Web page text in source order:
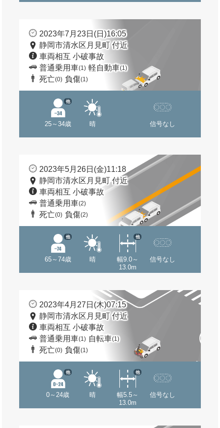
2023年7月23日(日)16:05
静岡市清水区月見町 付近
車両相互 小破事故
普通乗用車(1) 軽自動車(1)
死亡(0) 負傷(1)
25～34歳
他
晴 信号なし
2023年5月26日(金)11:18
静岡市清水区月見町 付近
車両相互 小破事故
普通乗用車(2)
死亡(0) 負傷(2)
65～74歳
他
晴
幅9.0～
13.0m
他
信号なし
2023年4月27日(木)07:15
静岡市清水区月見町 付近
車両相互 小破事故
普通乗用車(1) 自転車(1)
死亡(0) 負傷(1)
0～24歳
他
晴
幅5.5～
13.0m
他
信号なし